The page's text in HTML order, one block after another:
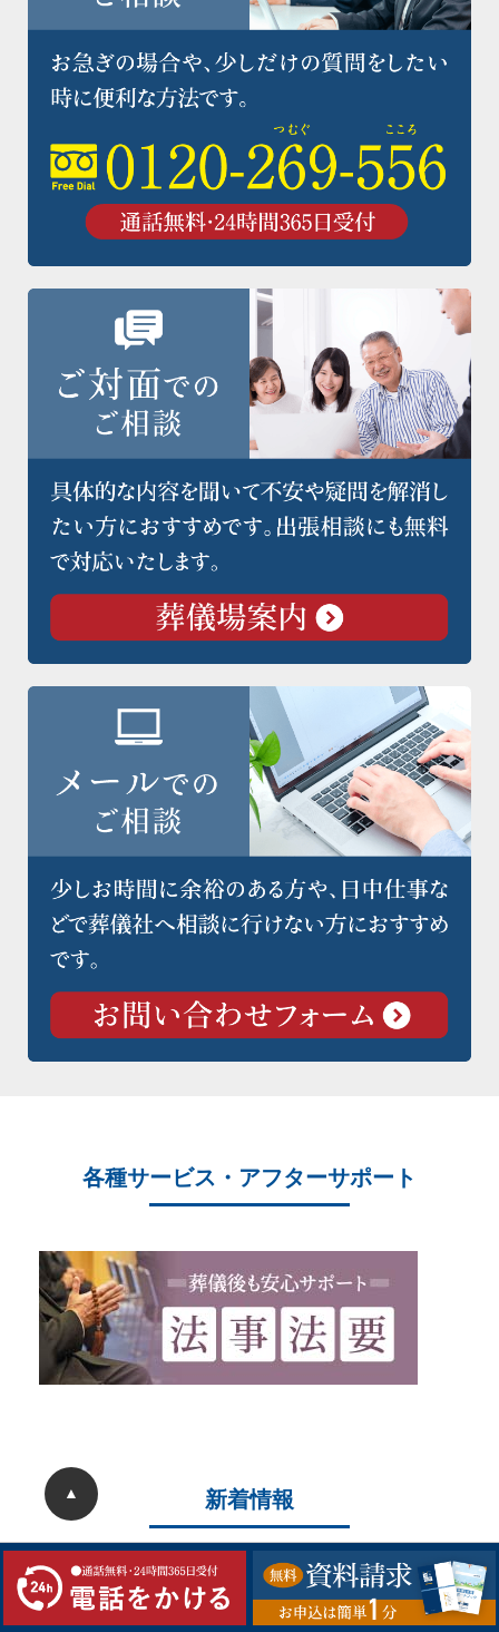
各種サービス・アフターサポート
新着情報
2026/05/22 ことぶき中央斎場 20周年大感謝祭を開催しまし
▲